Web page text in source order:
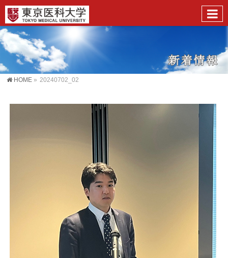
HOME » 20240702_02